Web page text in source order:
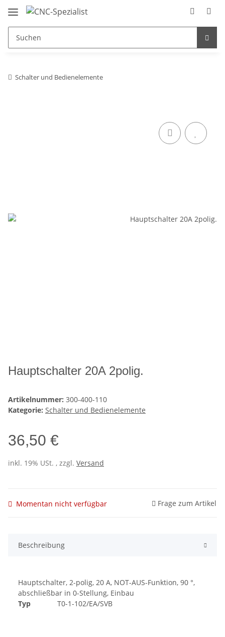
Schalter und Bedienelemente
Hauptschalter 20A 2polig.
Artikelnummer: 300-400-110
Kategorie: Schalter und Bedienelemente
36,50 €
inkl. 19% USt. , zzgl. Versand
Momentan nicht verfügbar Frage zum Artikel
Beschreibung
Hauptschalter, 2-polig, 20 A, NOT-AUS-Funktion, 90 °,
abschließbar in 0-Stellung, Einbau
Typ
T0-1-102/EA/SVB